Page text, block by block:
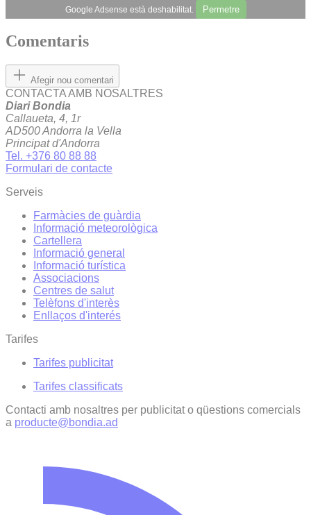
Google Adsense està deshabilitat. Permetre
Comentaris
Afegir nou comentari
CONTACTA AMB NOSALTRES
Diari Bondia
Callaueta, 4, 1r
AD500 Andorra la Vella
Principat d'Andorra
Tel. +376 80 88 88
Formulari de contacte
Serveis
Farmàcies de guàrdia
Informació meteorològica
Cartellera
Informació general
Informació turística
Associacions
Centres de salut
Telèfons d'interès
Enllaços d'interés
Tarifes
Tarifes publicitat
Tarifes classificats
Contacti amb nosaltres per publicitat o qüestions comercials
a producte@bondia.ad